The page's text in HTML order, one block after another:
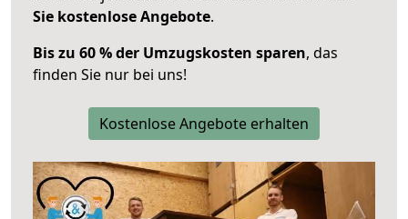
Sie kostenlose Angebote.
Bis zu 60 % der Umzugskosten sparen, das
finden Sie nur bei uns!
Kostenlose Angebote erhalten